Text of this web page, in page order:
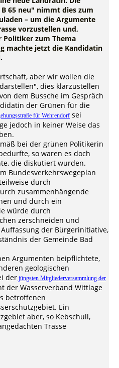
65 neu" nimmt dies zum
– um die Argumente
vorzustellen und,
Politiker zum Thema
machte jetzt die Kandidatin
aber wir wollen die
dies klarzustellen
dem Bussche im Gespräch
der Grünen für die
für Wehrendorf sei
jedoch in keiner Weise das
bei der grünen Politikerin
so waren es doch
die diskutiert wurden.
Bundesverkehrswegeplan
durch
zusammenhängende
und durch ein
würde durch
zerschneiden und
der Bürgerinitiative,
der Gemeinde Bad
Argumenten beipflichtete,
geologischen
der jüngsten Mitgliederversammlung der
der Wasserverband Wittlage
betroffenen
Ein
aber, so Kebschull,
Trasse